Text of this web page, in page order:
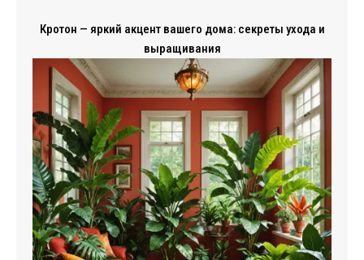
Кротон — яркий акцент вашего дома: секреты ухода и
выращивания